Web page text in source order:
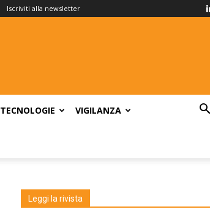
Iscriviti alla newsletter
TECNOLOGIE VIGILANZA
Leggi la rivista